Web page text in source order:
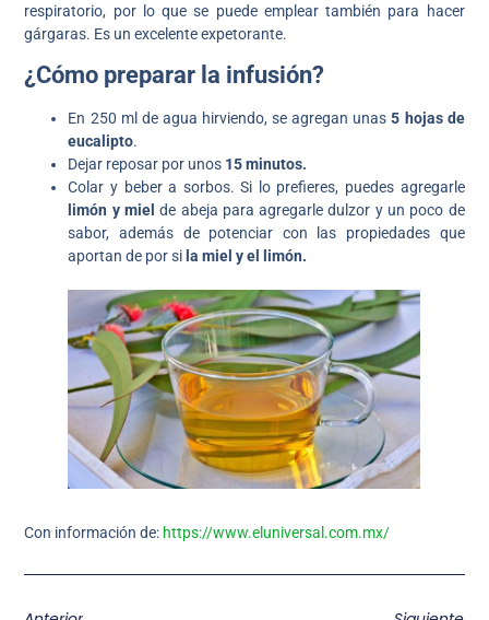
respiratorio, por lo que se puede emplear también para hacer
gárgaras. Es un excelente expetorante.
¿Cómo preparar la infusión?
En 250 ml de agua hirviendo, se agregan unas5 hojas de
eucalipto.
Dejar reposar por unos 15 minutos.
Colar y beber a sorbos. Si lo prefieres, puedes agregarle
limón y miel de abeja para agregarle dulzor y un poco de
sabor, además de potenciar con las propiedades que
aportan de por si la miel y el limón.
Con información de: https://www.eluniversal.com.mx/